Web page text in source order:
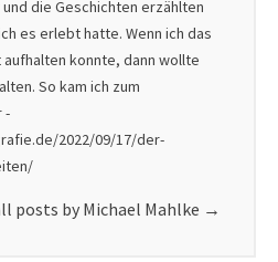
die Geschichten erzählten
es erlebt hatte. Wenn ich das
konnte, dann wollte
So kam ich zum
-
2022/09/17/der-
posts by Michael Mahlke →